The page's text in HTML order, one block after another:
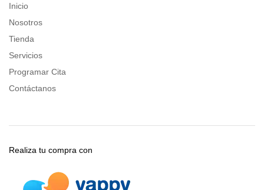
Inicio
Nosotros
Tienda
Servicios
Programar Cita
Contáctanos
Realiza tu compra con